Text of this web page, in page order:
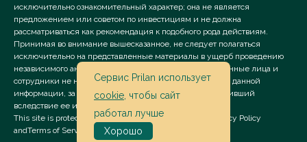
исключительно ознакомительный характер; она не является
предложением или советом по инвестициям и не должна
рассматриваться как рекомендация к подобного рода действиям.
Принимая во внимание вышесказанное, не следует полагаться
исключительно на представленные материалы в ущерб проведению
независимого анализа. Сервис «Prilan» его аффилированные лица и
сотрудники не несут ответственности за использование данной
информации, за прямой или косвенный ущерб, наступивший
вследствие ее использования.
This site is protected by reCAPTCHA and the Google
Privacy Policy
andTerms of Service apply.
Сервис Prilan использует
cookie , чтобы сайт
работал лучше
Хорошо